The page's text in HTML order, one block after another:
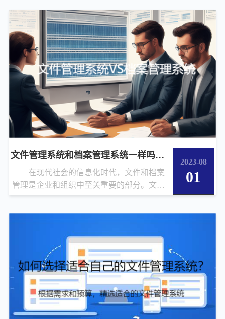
文件管理系统和档案管理系统一样吗?有什么
在现代社会的信息化时代，文件和档案
管理是企业和组织中至关重要的部分。文件
管理系统和档案管理系统在功能...
2023-08
01